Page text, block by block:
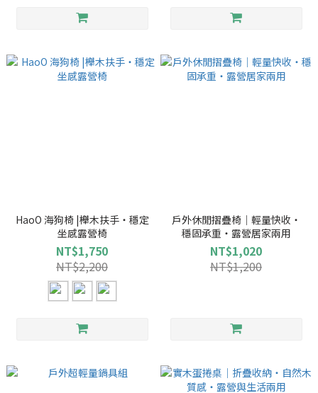
HaoO 海狗椅 |櫸木扶手・穩定
坐感露營椅
NT$1,750
NT$2,200
戶外休閒摺疊椅｜輕量快收・
穩固承重・露營居家兩用
NT$1,020
NT$1,200